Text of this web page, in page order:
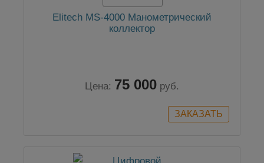
Elitech MS-4000 Манометрический
коллектор
Цена: 75 000 руб.